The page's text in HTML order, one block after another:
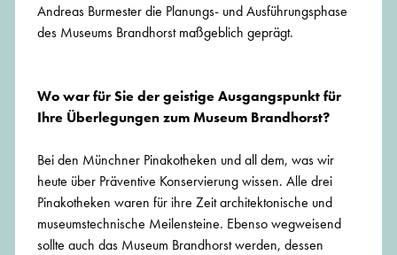
Andreas Burmester die Planungs- und Ausführungsphase
des Museums Brandhorst maßgeblich geprägt.
Wo war für Sie der geistige Ausgangspunkt für
Ihre Überlegungen zum Museum Brandhorst?
Bei den Münchner Pinakotheken und all dem, was wir
heute über Präventive Konservierung wissen. Alle drei
Pinakotheken waren für ihre Zeit architektonische und
museumstechnische Meilensteine. Ebenso wegweisend
sollte auch das Museum Brandhorst werden, dessen